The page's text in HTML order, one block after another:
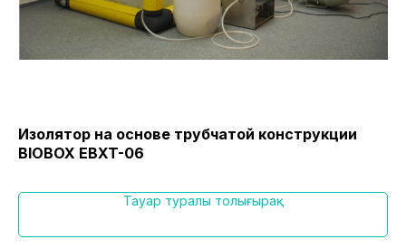
Изолятор на основе трубчатой конструкции
BIOBOX EBXT-06
Тауар туралы толығырақ